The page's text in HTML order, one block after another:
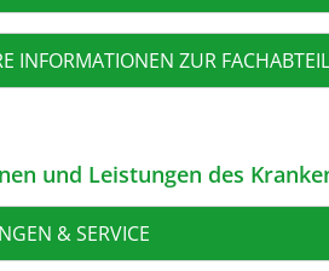
INFORMATIONEN ZUR
und Leistungen des
& SERVICE